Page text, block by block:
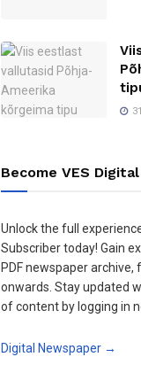
Become VES
Unlock the full
Subscriber today! Gain
PDF newspaper
onwards. Stay updated
of content by logging in
Digital Newspaper →